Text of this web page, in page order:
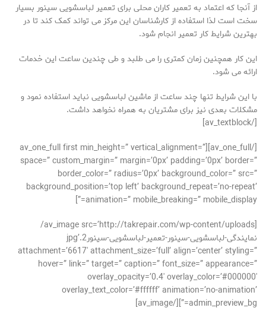
از آنجا که اعتماد به تعمیر کاران محلی برای تعمیر لباسشویی سینور بسیار
سخت است لذا استفاده از کارشناسان این مرکز می تواند کمک کند تا در
بهترین شرایط کار تعمیر انجام شود.
این کار همچنین زمان کمتری را می طلبد و طی چندین ساعت این خدمات
ارائه می شود.
با این شرایط تنها چند ساعت از ماشین لباسشویی نباید استفاده نمود و
مشکلات بعدی نیز برای مشتریان به همراه نخواهد داشت.
[/av_textblock]
[/av_one_full][av_one_full first min_height=” vertical_alignment=”
space=” custom_margin=” margin=’0px’ padding=’0px’ border=”
border_color=” radius=’0px’ background_color=” src=”
background_position=’top left’ background_repeat=’no-repeat’
animation=” mobile_breaking=” mobile_display=”]
[av_image src=’http://takrepair.com/wp-content/uploads/
نمایندگی-لباسشویی-سینور-تعمیر-لباسشویی-سینور2.jpg’
attachment=’6617′ attachment_size=’full’ align=’center’ styling=”
hover=” link=” target=” caption=” font_size=” appearance=”
overlay_opacity=’0.4′ overlay_color=’#000000′
overlay_text_color=’#ffffff’ animation=’no-animation’
admin_preview_bg=”][/av_image]